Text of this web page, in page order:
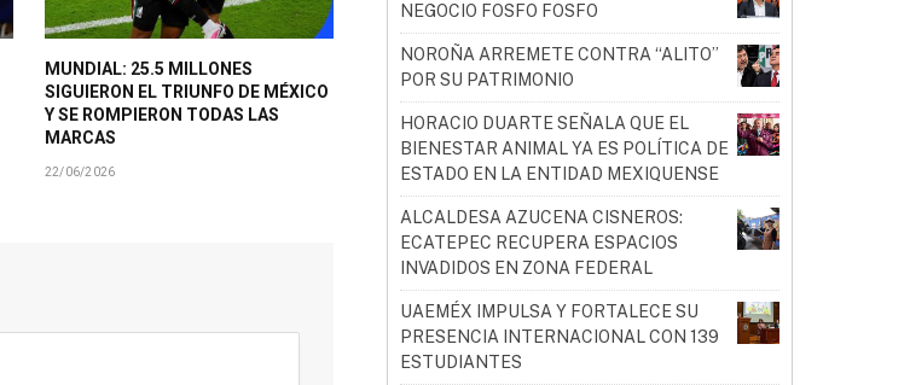
MUNDIAL: 25.5 MILLONES
SIGUIERON EL TRIUNFO DE MÉXICO
Y SE ROMPIERON TODAS LAS
MARCAS
22/06/2026
NEGOCIO FOSFO FOSFO
NOROÑA ARREMETE CONTRA “ALITO”
POR SU PATRIMONIO
HORACIO DUARTE SEÑALA QUE EL
BIENESTAR ANIMAL YA ES POLÍTICA DE
ESTADO EN LA ENTIDAD MEXIQUENSE
ALCALDESA AZUCENA CISNEROS:
ECATEPEC RECUPERA ESPACIOS
INVADIDOS EN ZONA FEDERAL
UAEMÉX IMPULSA Y FORTALECE SU
PRESENCIA INTERNACIONAL CON 139
ESTUDIANTES